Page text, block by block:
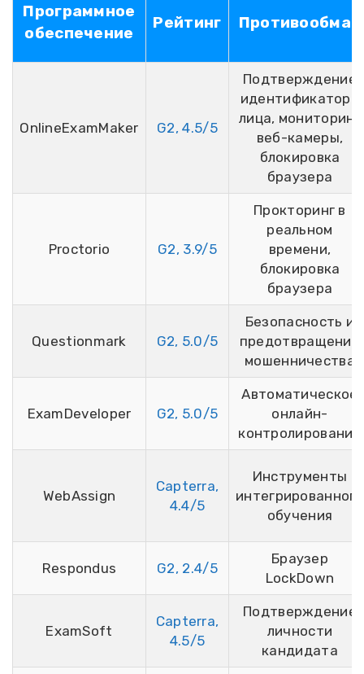
Программное
обеспечение
Рейтинг Противообман
OnlineExamMaker G2, 4.5/5
Подтверждение
идентификатора
лица, мониторинг
веб-камеры,
блокировка
браузера
Proctorio G2, 3.9/5
Прокторинг в
реальном
времени,
блокировка
браузера
Questionmark G2, 5.0/5
Безопасность и
предотвращение
мошенничества
ExamDeveloper G2, 5.0/5
Автоматическое
онлайн-
контролирование
WebAssign
Capterra,
4.4/5
Инструменты
интегрированного
обучения
Respondus G2, 2.4/5
Браузер
LockDown
ExamSoft
Capterra,
4.5/5
Подтверждение
личности
кандидата